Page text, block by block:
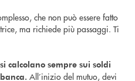
che non può essere fatto
ma richiede più passaggi. Ti
calcolano sempre sui soldi
All’inizio del mutuo, devi